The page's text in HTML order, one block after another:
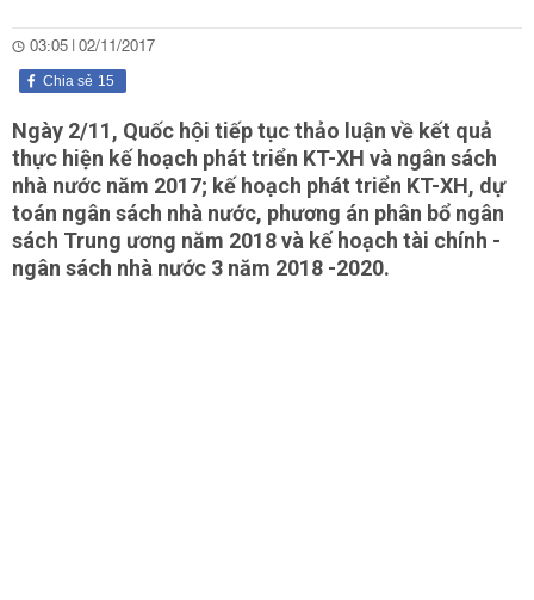
03:05 | 02/11/2017
15
Chia sẻ
Ngày 2/11, Quốc hội tiếp tục thảo luận về kết quả
thực hiện kế hoạch phát triển KT-XH và ngân sách
nhà nước năm 2017; kế hoạch phát triển KT-XH, dự
toán ngân sách nhà nước, phương án phân bổ ngân
sách Trung ương năm 2018 và kế hoạch tài chính -
ngân sách nhà nước 3 năm 2018 -2020.